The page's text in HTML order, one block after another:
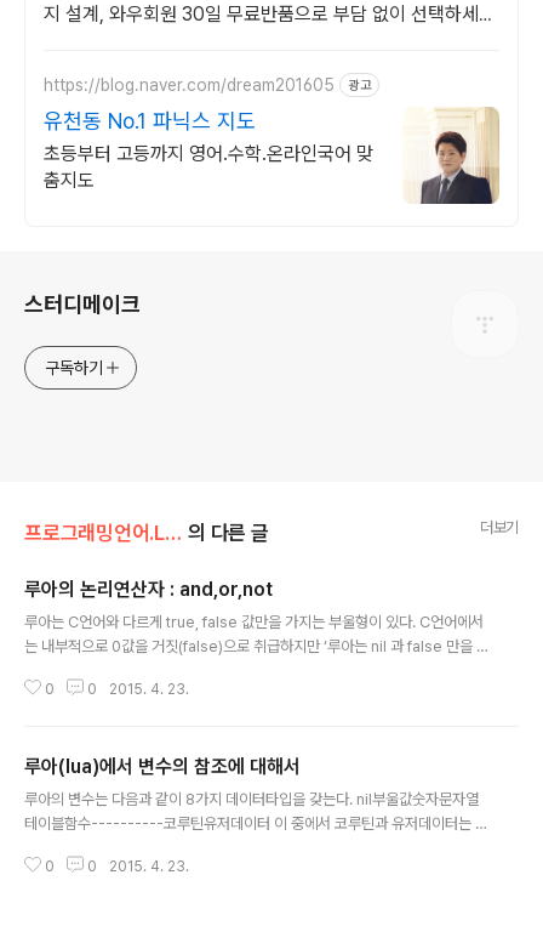
지 설계, 와우회원 30일 무료반품으로 부담 없이 선택하세
https://blog.naver.com/dream201605 광고
유천동 No.1 파닉스 지도
초등부터 고등까지 영어.수학.온라인국어 맞
춤지도
스터디메이크
구독하기
프로그래밍언어.Lib/루아(Lua) 의 다른 글 더보기
루아의 논리연산자 : and,or,not
루아는 C언어와 다르게 true, false 값만을 가지는 부울형이 있다. C언어에서
는 내부적으로 0값을 거짓(false)으로 취급하지만 ‘루아는 nil 과 false 만을 거
이다. C언어에 익숙했다면 참 헷갈리기 쉬운 부분이다. 이 사실을 염두에 두고
false이면) true, 아니면 false 반환A and B — A가 거짓이면 (즉 nil 혹은 fa
lse이면) A를 바로 반환, A가 참이면 B를 반환A or B — A가 참이면 (즉 nil도
fal..
0 0 2015. 4. 23.
루아(lua)에서 변수의 참조에 대해서
루아의 변수는 다음과 같이 8가지 데이터타입을 갖는다. nil부울값숫자문자열
테이블함수----------코루틴유저데이터 이 중에서 코루틴과 유저데이터는 코
은 함수와 테이블이다. 문자열은 참조가 아니라는 것에 유의해야 한다. 참조란
0 0 2015. 4. 23.